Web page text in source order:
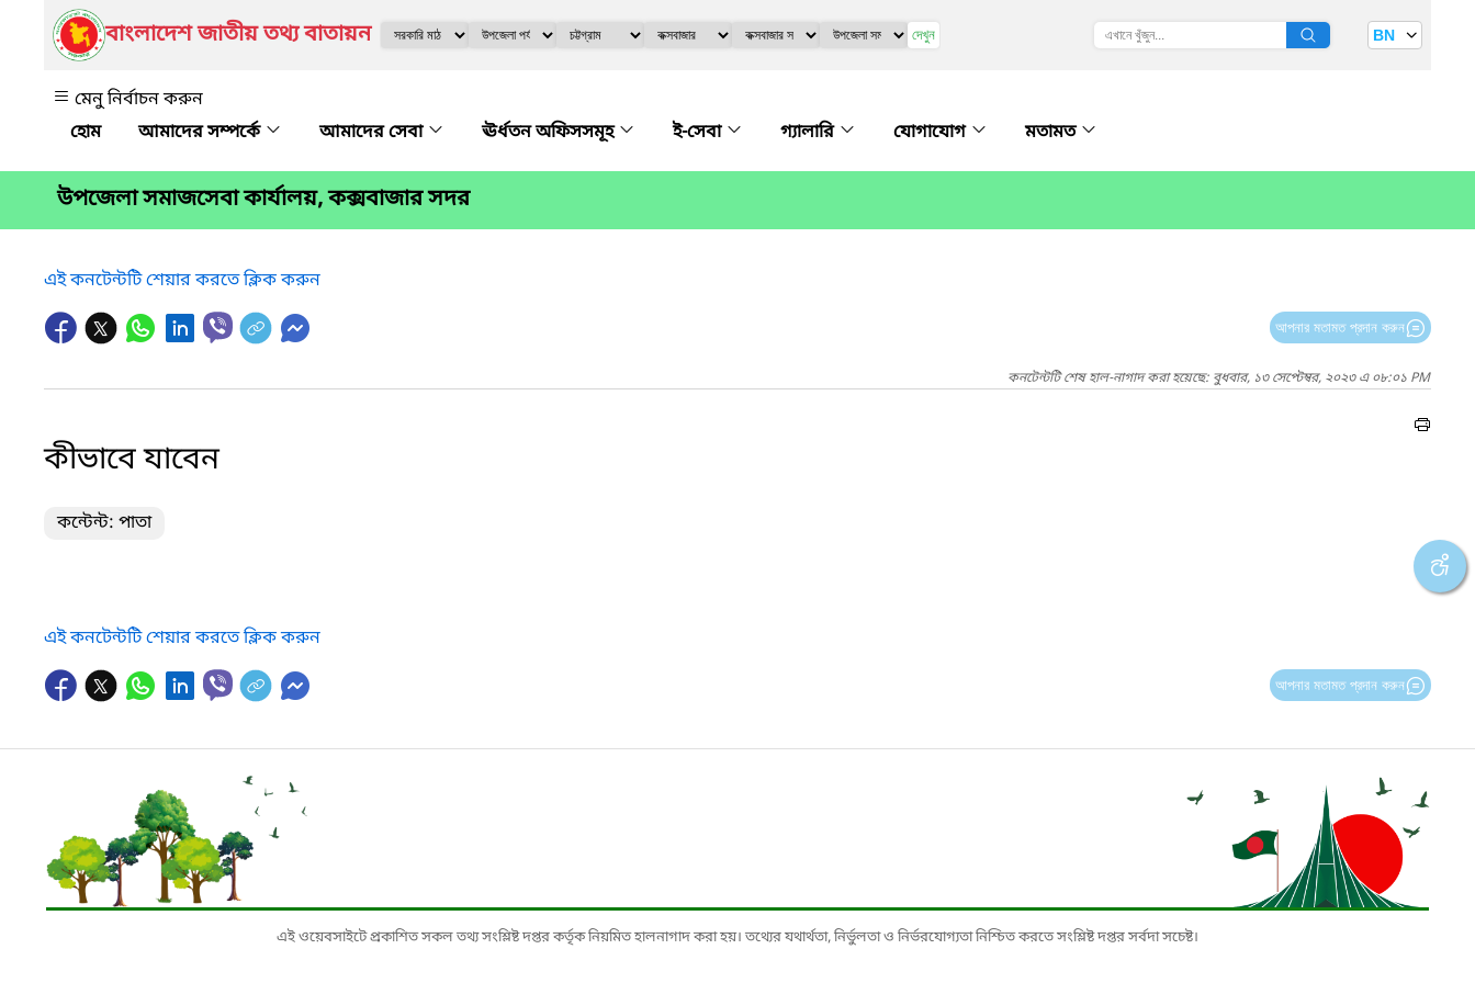
বাংলাদেশ জাতীয় তথ্য বাতায়ন দেখুন BN
মেনু নির্বাচন করুন
আমাদের সম্পর্কে
আমাদের সেবা ঊর্ধতন অফিসসমূহ ই-সেবা গ্যালারি যোগাযোগ মতামত
উপজেলা সমাজসেবা কার্যালয়, কক্সবাজার সদর
এই কনটেন্টটি শেয়ার করতে ক্লিক করুন
আপনার মতামত প্রদান করুন
কনটেন্টটি শেষ হাল-নাগাদ করা হয়েছে: বুধবার, ১৩ সেপ্টেম্বর, ২০২৩ এ ০৮:০১ PM
কীভাবে যাবেন
কন্টেন্ট: পাতা
এই কনটেন্টটি শেয়ার করতে ক্লিক করুন
আপনার মতামত প্রদান করুন
এই ওয়েবসাইটে প্রকাশিত সকল তথ্য সংশ্লিষ্ট দপ্তর কর্তৃক নিয়মিত হালনাগাদ করা হয়। তথ্যের যথার্থতা, নির্ভুলতা ও নির্ভরযোগ্যতা নিশ্চিত করতে সংশ্লিষ্ট দপ্তর সর্বদা সচেষ্ট।